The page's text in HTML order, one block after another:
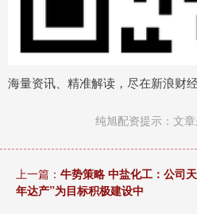
海量资讯、精准解读，尽在新浪财
纯旭配资提示：文
上一篇： 牛势策略 中盐化工：公司
年达产”为目标积极建设中